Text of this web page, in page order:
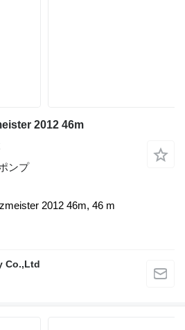
2012 46m
ンプ
2012 46m, 46 m
Co.,Ltd